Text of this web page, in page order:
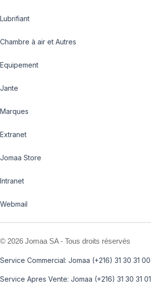
Lubrifiant
Chambre à air et Autres
Equipement
Jante
Marques
Extranet
Jomaa Store
Intranet
Webmail
© 2026 Jomaa SA - Tous droits réservés
Service Commercial: Jomaa (+216) 31 30 31 00
Service Apres Vente: Jomaa (+216) 31 30 31 01